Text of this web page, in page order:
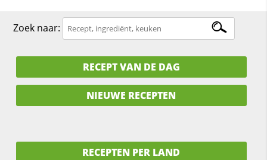
Zoek naar:
RECEPT VAN DE DAG
NIEUWE RECEPTEN
RECEPTEN PER LAND